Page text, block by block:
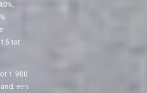
15 tot
1.900
, een